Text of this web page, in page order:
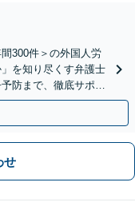
300件＞の外国人労
を知り尽くす弁護士
防まで、徹底サポー
せ